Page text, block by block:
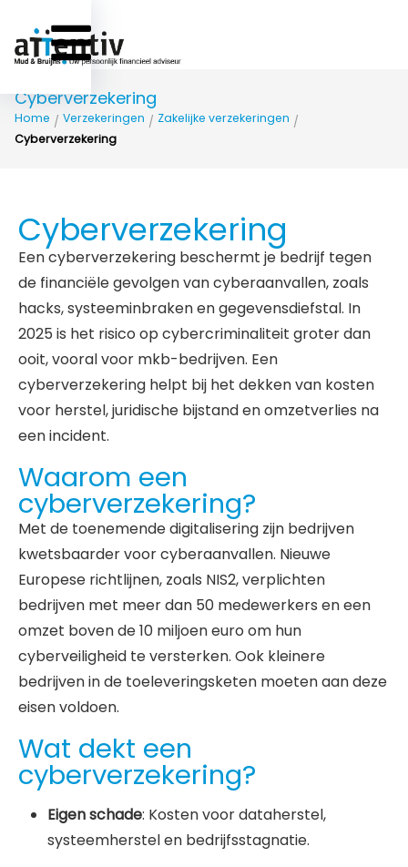
Cyberverzekering
Home / Verzekeringen / Zakelijke verzekeringen /
Cyberverzekering
Cyberverzekering
Een cyberverzekering beschermt je bedrijf tegen
de financiële gevolgen van cyberaanvallen, zoals
hacks, systeeminbraken en gegevensdiefstal. In
2025 is het risico op cybercriminaliteit groter dan
ooit, vooral voor mkb-bedrijven. Een
cyberverzekering helpt bij het dekken van kosten
voor herstel, juridische bijstand en omzetverlies na
een incident.
Waarom een
cyberverzekering?
Met de toenemende digitalisering zijn bedrijven
kwetsbaarder voor cyberaanvallen. Nieuwe
Europese richtlijnen, zoals NIS2, verplichten
bedrijven met meer dan 50 medewerkers en een
omzet boven de 10 miljoen euro om hun
cyberveiligheid te versterken. Ook kleinere
bedrijven in de toeleveringsketen moeten aan deze
eisen voldoen.
Wat dekt een
cyberverzekering?
Eigen schade: Kosten voor dataherstel,
systeemherstel en bedrijfsstagnatie.